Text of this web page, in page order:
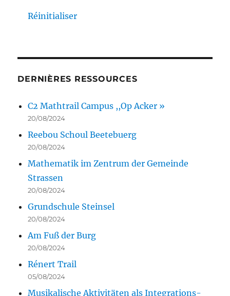
Réinitialiser
DERNIÈRES RESSOURCES
C2 Mathtrail Campus ,,Op Acker »
20/08/2024
Reebou Schoul Beetebuerg
20/08/2024
Mathematik im Zentrum der Gemeinde
Strassen
20/08/2024
Grundschule Steinsel
20/08/2024
Am Fuß der Burg
20/08/2024
Rénert Trail
05/08/2024
Musikalische Aktivitäten als Integrations-